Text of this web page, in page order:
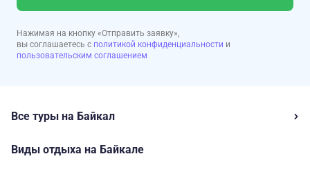
Нажимая на кнопку «Отправить заявку»,
вы соглашаетесь с политикой конфиденциальности и
пользовательским соглашением
Все туры на Байкал
Виды отдыха на Байкале